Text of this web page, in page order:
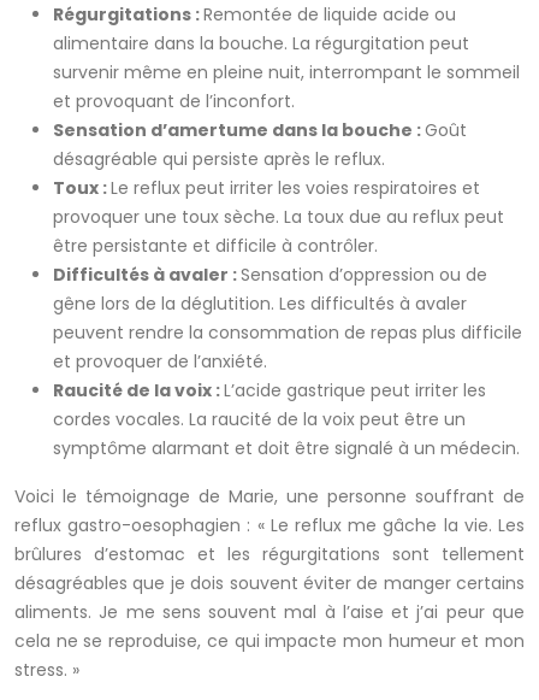
Régurgitations :Remontée de liquide acide ou
alimentaire dans la bouche. La régurgitation peut
survenir même en pleine nuit, interrompant le sommeil
et provoquant de l’inconfort.
Sensation d’amertume dans la bouche :Goût
désagréable qui persiste après le reflux.
Toux :Le reflux peut irriter les voies respiratoires et
provoquer une toux sèche. La toux due au reflux peut
être persistante et difficile à contrôler.
Difficultés à avaler :Sensation d’oppression ou de
gêne lors de la déglutition. Les difficultés à avaler
peuvent rendre la consommation de repas plus difficile
et provoquer de l’anxiété.
Raucité de la voix :L’acide gastrique peut irriter les
cordes vocales. La raucité de la voix peut être un
symptôme alarmant et doit être signalé à un médecin.
Voici le témoignage de Marie, une personne souffrant de
reflux gastro-oesophagien : « Le reflux me gâche la vie. Les
brûlures d’estomac et les régurgitations sont tellement
désagréables que je dois souvent éviter de manger certains
aliments. Je me sens souvent mal à l’aise et j’ai peur que
cela ne se reproduise, ce qui impacte mon humeur et mon
stress. »